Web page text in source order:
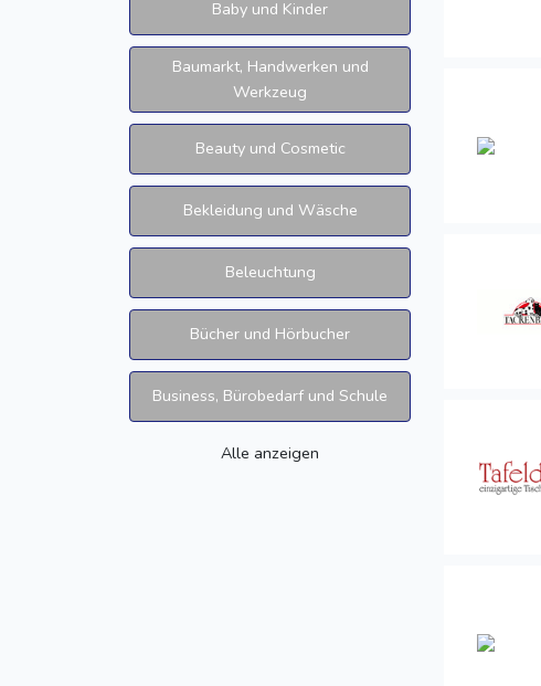
Baby und Kinder
Baumarkt, Handwerken und
Werkzeug
Beauty und Cosmetic
Bekleidung und Wäsche
Beleuchtung
Bücher und Hörbucher
Business, Bürobedarf und Schule
Alle anzeigen